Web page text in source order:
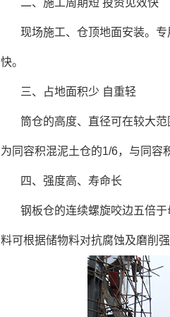
二、施工周期短 投资见效快
现场施工、仓顶地面安装。
快。
三、占地面积少 自重轻
筒仓的高度、直径可在较大
为同容积混泥土仓的1/6，与同容
四、强度高、寿命长
钢板仓的连续螺旋咬边五倍
料可根据储物料对抗腐蚀及磨削